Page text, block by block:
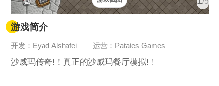
游戏简介
开发：Eyad Alshafei 运营：Patates Games
沙威玛传奇!！真正的沙威玛餐厅模拟!！